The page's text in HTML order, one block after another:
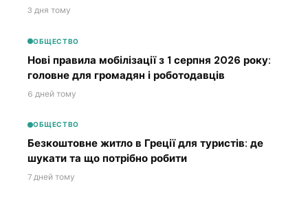
3 дня тому
ОБЩЕСТВО
Нові правила мобілізації з 1 серпня 2026 року:
головне для громадян і роботодавців
6 дней тому
ОБЩЕСТВО
Безкоштовне житло в Греції для туристів: де
шукати та що потрібно робити
7 дней тому